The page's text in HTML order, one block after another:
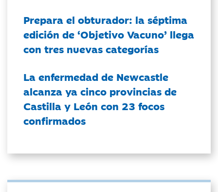
Prepara el obturador: la séptima
edición de ‘Objetivo Vacuno’ llega
con tres nuevas categorías
La enfermedad de Newcastle
alcanza ya cinco provincias de
Castilla y León con 23 focos
confirmados